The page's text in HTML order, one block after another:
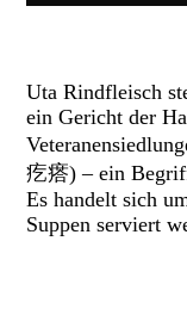
Uta Rindfleisch
ein Gericht der
疙瘩) – ein
Es handelt sich
Suppen serviert